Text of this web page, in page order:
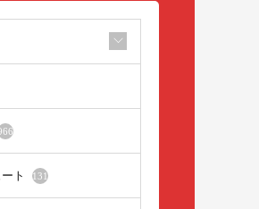
ト 131